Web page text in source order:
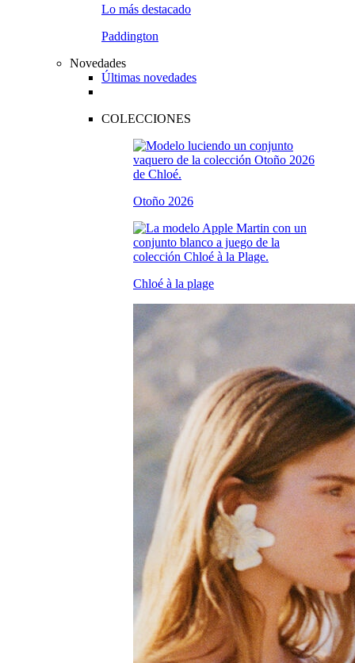
Lo más destacado
Paddington
Novedades
Últimas novedades
COLECCIONES
Otoño 2026
Chloé à la plage